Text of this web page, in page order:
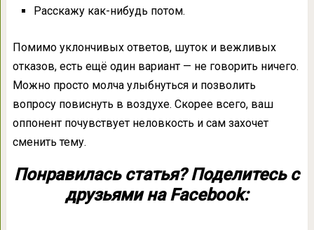
Расскажу как-нибудь потом.
Помимо уклончивых ответов, шуток и вежливых
отказов, есть ещё один вариант — не говорить ничего.
Можно просто молча улыбнуться и позволить
вопросу повиснуть в воздухе. Скорее всего, ваш
оппонент почувствует неловкость и сам захочет
сменить тему.
Понравилась статья? Поделитесь с
друзьями на Facebook: